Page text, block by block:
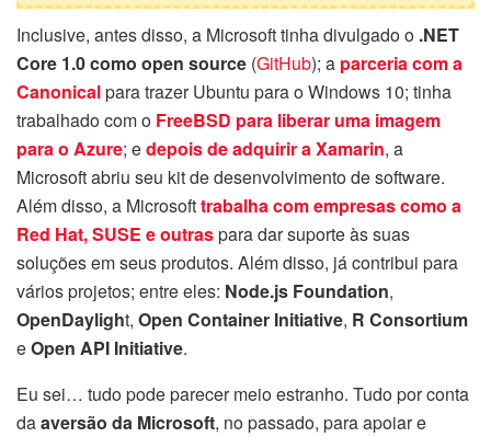
Inclusive, antes disso, a Microsoft tinha divulgado o .NET
Core 1.0 como open source (GitHub); a parceria com a
Canonicalpara trazer Ubuntu para o Windows 10; tinha
trabalhado com o FreeBSD para liberar uma imagem
para o Azure; edepois de adquirir a Xamarin, a
Microsoft abriu seu kit de desenvolvimento de software.
Além disso, a Microsofttrabalha com empresas como a
Red Hat, SUSE e outraspara dar suporte às suas
soluções em seus produtos. Além disso, já contribui para
vários projetos; entre eles: Node.js Foundation,
OpenDaylight, Open Container Initiative, R Consortium
eOpen API Initiative.
Eu sei… tudo pode parecer meio estranho. Tudo por conta
daaversão da Microsoft, no passado, para apoiar e